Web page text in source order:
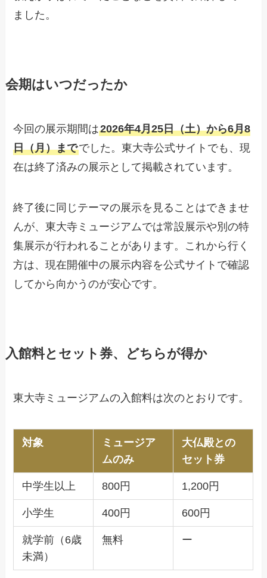
ました。
会期はいつだったか
今回の展示期間は2026年4月25日（土）から6月8
日（月）まででした。東大寺公式サイトでも、現
在は終了済みの展示として掲載されています。
終了後に同じテーマの展示を見ることはできませ
んが、東大寺ミュージアムでは常設展示や別の特
集展示が行われることがあります。これから行く
方は、現在開催中の展示内容を公式サイトで確認
してから向かうのが安心です。
入館料とセット券、どちらが得か
東大寺ミュージアムの入館料は次のとおりです。
対象
ミュージア
ムのみ
大仏殿との
セット券
中学生以上 800円 1,200円
小学生 400円 600円
就学前（6歳
未満）
無料 ー